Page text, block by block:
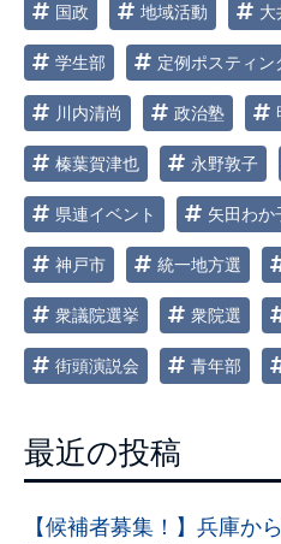
国政 地域活動 大
学生部 定例ポスティン
川内清尚 政治塾
榛葉賀津也 永野敦子
県連イベント 矢田わか
神戸市 統一地方選
衆議院選挙 衆院選
街頭演説会 青年部
最近の投稿
【候補者募集！】兵庫か